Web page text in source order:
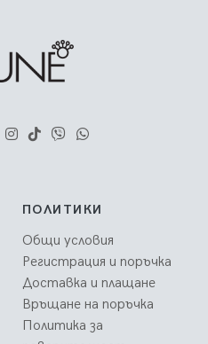
ПОЛИТИКИ
Общи условия
Регистрация и поръчка
Доставка и плащане
Връщане на поръчка
Политика за